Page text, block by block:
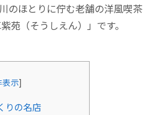
のほとりに佇む老舗の洋風喫茶
苑（そうしえん）」です。
表示]
りの名店